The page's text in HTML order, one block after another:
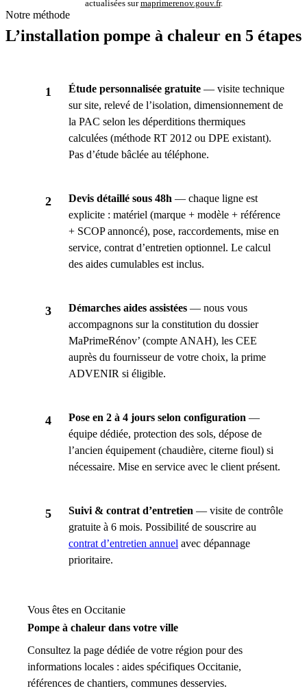
actualisées surmaprimerenov.gouv.fr.
Notre méthode
L’installation pompe à chaleur en 5 étapes
Étude personnalisée gratuite — visite technique
sur site, relevé de l’isolation, dimensionnement de
la PAC selon les déperditions thermiques
calculées (méthode RT 2012 ou DPE existant).
Pas d’étude bâclée au téléphone.
Devis détaillé sous 48h — chaque ligne est
explicite : matériel (marque + modèle + référence
+ SCOP annoncé), pose, raccordements, mise en
service, contrat d’entretien optionnel. Le calcul
des aides cumulables est inclus.
Démarches aides assistées — nous vous
accompagnons sur la constitution du dossier
MaPrimeRénov’ (compte ANAH), les CEE
auprès du fournisseur de votre choix, la prime
ADVENIR si éligible.
Pose en 2 à 4 jours selon configuration —
équipe dédiée, protection des sols, dépose de
l’ancien équipement (chaudière, citerne fioul) si
nécessaire. Mise en service avec le client présent.
Suivi & contrat d’entretien — visite de contrôle
gratuite à 6 mois. Possibilité de souscrire au
contrat d’entretien annuel avec dépannage
prioritaire.
Vous êtes en Occitanie
Pompe à chaleur dans votre ville
Consultez la page dédiée de votre région pour des
informations locales : aides spécifiques Occitanie,
références de chantiers, communes desservies.